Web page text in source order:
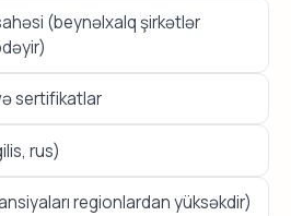
(beynəlxalq şirkətlər
sertifikatlar
rus)
regionlardan yüksəkdir)